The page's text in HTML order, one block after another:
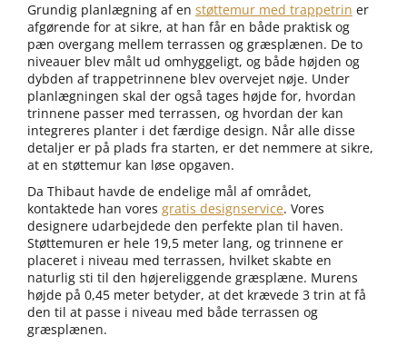
Grundig planlægning af en støttemur med trappetrin er
afgørende for at sikre, at han får en både praktisk og
pæn overgang mellem terrassen og græsplænen. De to
niveauer blev målt ud omhyggeligt, og både højden og
dybden af trappetrinnene blev overvejet nøje. Under
planlægningen skal der også tages højde for, hvordan
trinnene passer med terrassen, og hvordan der kan
integreres planter i det færdige design. Når alle disse
detaljer er på plads fra starten, er det nemmere at sikre,
at en støttemur kan løse opgaven.
Da Thibaut havde de endelige mål af området,
kontaktede han vores gratis designservice. Vores
designere udarbejdede den perfekte plan til haven.
Støttemuren er hele 19,5 meter lang, og trinnene er
placeret i niveau med terrassen, hvilket skabte en
naturlig sti til den højereliggende græsplæne. Murens
højde på 0,45 meter betyder, at det krævede 3 trin at få
den til at passe i niveau med både terrassen og
græsplænen.